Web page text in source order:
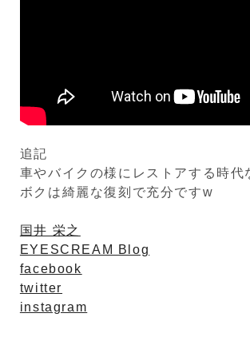
追記
車やバイクの様にレストアする時代
ボクは綺麗な復刻で充分ですw
国井 栄之
EYESCREAM Blog
facebook
twitter
instagram